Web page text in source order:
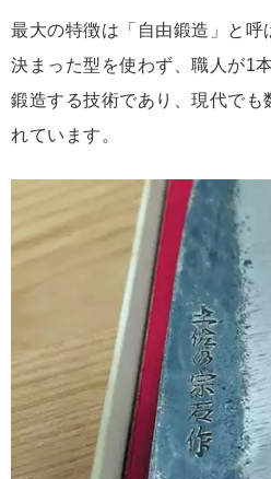
最大の特徴は「自由鍛造」と呼
決まった型を使わず、職人が1
鍛造する技術であり、現代でも
れています。